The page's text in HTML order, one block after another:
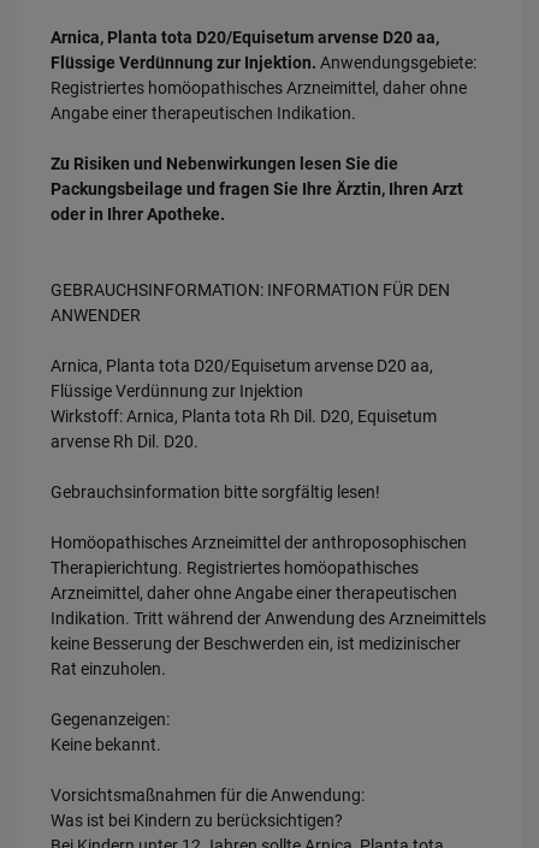
Arnica, Planta tota D20/Equisetum arvense D20 aa,
Flüssige Verdünnung zur Injektion. Anwendungsgebiete:
Registriertes homöopathisches Arzneimittel, daher ohne
Angabe einer therapeutischen Indikation.
Zu Risiken und Nebenwirkungen lesen Sie die
Packungsbeilage und fragen Sie Ihre Ärztin, Ihren Arzt
oder in Ihrer Apotheke.
GEBRAUCHSINFORMATION: INFORMATION FÜR DEN
ANWENDER
Arnica, Planta tota D20/Equisetum arvense D20 aa,
Flüssige Verdünnung zur Injektion
Wirkstoff: Arnica, Planta tota Rh Dil. D20, Equisetum
arvense Rh Dil. D20.
Gebrauchsinformation bitte sorgfältig lesen!
Homöopathisches Arzneimittel der anthroposophischen
Therapierichtung. Registriertes homöopathisches
Arzneimittel, daher ohne Angabe einer therapeutischen
Indikation. Tritt während der Anwendung des Arzneimittels
keine Besserung der Beschwerden ein, ist medizinischer
Rat einzuholen.
Gegenanzeigen:
Keine bekannt.
Vorsichtsmaßnahmen für die Anwendung:
Was ist bei Kindern zu berücksichtigen?